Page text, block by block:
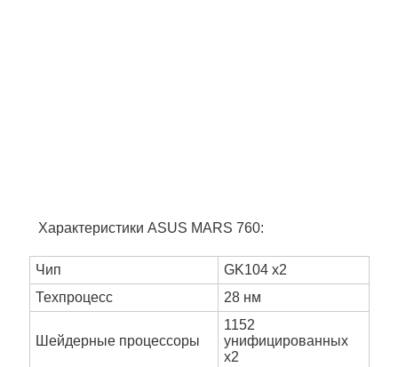
Характеристики ASUS MARS 760:
Чип
GK104 x2
Техпроцесс
28 нм
Шейдерные процессоры
1152
унифицированных
x2